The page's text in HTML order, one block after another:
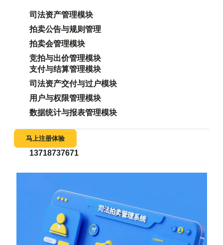
司法资产管理模块
拍卖公告与规则管理
拍卖会管理模块
竞拍与出价管理模块
支付与结算管理模块
司法资产交付与过户模块
用户与权限管理模块
数据统计与报表管理模块
马上注册体验
13718737671